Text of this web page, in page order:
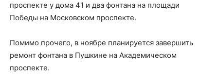
проспекте у дома 41 и два фонтана на площади
Победы на Московском проспекте.
Помимо прочего, в ноябре планируется завершить
ремонт фонтана в Пушкине на Академическом
проспекте.